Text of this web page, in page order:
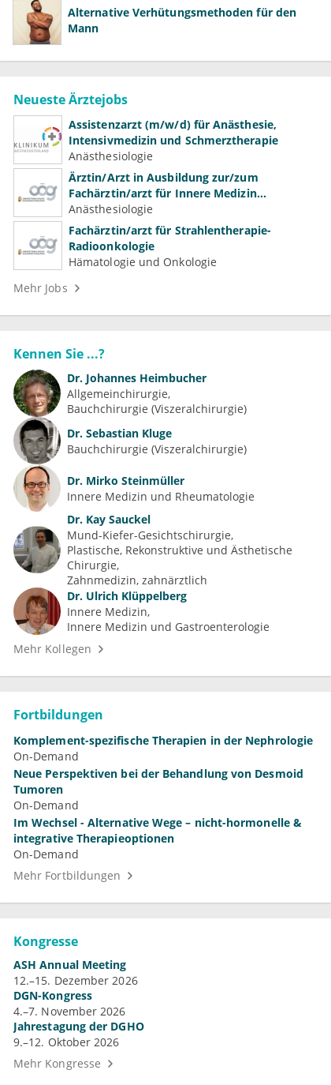
Alternative Verhütungsmethoden für den
Mann
Neueste Ärztejobs
Assistenzarzt (m/w/d) für Anästhesie,
Intensivmedizin und Schmerztherapie
Anästhesiologie
Ärztin/Arzt in Ausbildung zur/zum
Fachärztin/arzt für Innere Medizin
(Kardiologie, Nephrologie, Intensivmedizin)
Anästhesiologie
Fachärztin/arzt für Strahlentherapie-
Radioonkologie
Hämatologie und Onkologie
Mehr Jobs
Kennen Sie ...?
Dr. Johannes Heimbucher
Allgemeinchirurgie
Bauchchirurgie (Viszeralchirurgie)
Dr. Sebastian Kluge
Bauchchirurgie (Viszeralchirurgie)
Dr. Mirko Steinmüller
Innere Medizin und Rheumatologie
Dr. Kay Sauckel
Mund-Kiefer-Gesichtschirurgie
Plastische, Rekonstruktive und Ästhetische
Chirurgie
Zahnmedizin, zahnärztlich
Dr. Ulrich Klüppelberg
Innere Medizin
Innere Medizin und Gastroenterologie
Mehr Kollegen
Fortbildungen
Komplement-spezifische Therapien in der Nephrologie
On-Demand
Neue Perspektiven bei der Behandlung von Desmoid
Tumoren
On-Demand
Im Wechsel - Alternative Wege – nicht-hormonelle &
integrative Therapieoptionen
On-Demand
Mehr Fortbildungen
Kongresse
ASH Annual Meeting
12.–15. Dezember 2026
DGN-Kongress
4.–7. November 2026
Jahrestagung der DGHO
9.–12. Oktober 2026
Mehr Kongresse